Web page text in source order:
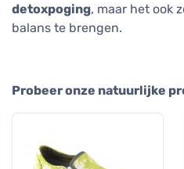
detoxpoging, maar het ook
balans te brengen.
Probeer onze natuurlijke